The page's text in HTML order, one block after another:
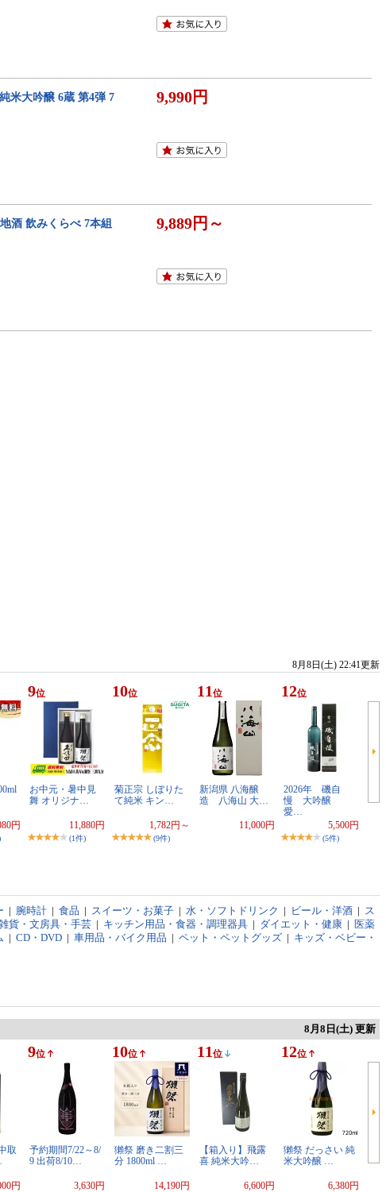
米大吟醸 6蔵 第4弾 7
9,990円
酒 飲みくらべ 7本組
9,889円～
8月8日(土) 22:41更新
円
9位
お中元・暑中見
舞 オリジナ…
11,880円
(1件)
10位
菊正宗 しぼりた
て純米 キン…
1,782円～
(9件)
11 位
新潟県 八海醸
造 八海山 大…
11,000円
12位
2026年 磯自
慢 大吟醸
愛…
5,500円
(5件)
| 腕時計 | 食品 | スイーツ・お菓子 | 水・ソフトドリンク | ビール・洋酒 | ス
貨・文房具・手芸 | キッチン用品・食器・調理器具 | ダイエット・健康 | 医薬
| CD・DVD | 車用品・バイク用品 | ペット・ペットグッズ | キッズ・ベビー・
8月8日(土) 更新
取
円
9位
予約期間7/22～8/
9 出荷8/10…
3,630円
10位
獺祭 磨き二割三
分 1800ml …
14,190円
11 位
【箱入り】飛露
喜 純米大吟…
6,600円
12位
獺祭 だっさい 純
米大吟醸 …
6,380円